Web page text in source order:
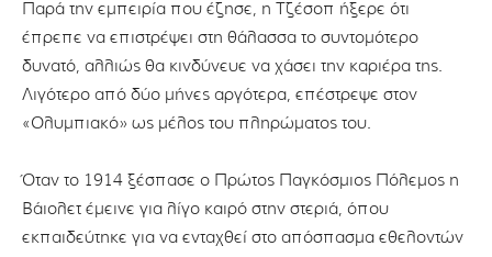
Παρά την εμπειρία που έζησε, η Τζέσοπ ήξερε ότι
έπρεπε να επιστρέψει στη θάλασσα το συντομότερο
δυνατό, αλλιώς θα κινδύνευε να χάσει την καριέρα της.
Λιγότερο από δύο μήνες αργότερα, επέστρεψε στον
«Ολυμπιακό» ως μέλος του πληρώματος του.
Όταν το 1914 ξέσπασε ο Πρώτος Παγκόσμιος Πόλεμος η
Βάιολετ έμεινε για λίγο καιρό στην στεριά, όπου
εκπαιδεύτηκε για να ενταχθεί στο απόσπασμα εθελοντών